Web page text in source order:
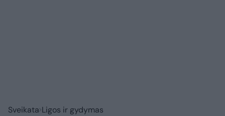
Sveikata Ligos ir gydymas